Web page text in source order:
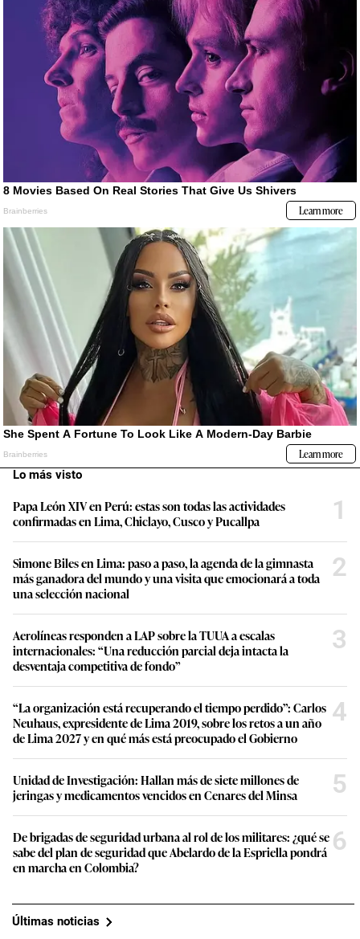
Lo más visto
Papa León XIV en Perú: estas son todas las actividades
confirmadas en Lima, Chiclayo, Cusco y Pucallpa
1
Simone Biles en Lima: paso a paso, la agenda de la gimnasta
más ganadora del mundo y una visita que emocionará a toda
una selección nacional
2
Aerolíneas responden a LAP sobre la TUUA a escalas
internacionales: “Una reducción parcial deja intacta la
desventaja competitiva de fondo”
3
“La organización está recuperando el tiempo perdido”: Carlos
Neuhaus, expresidente de Lima 2019, sobre los retos a un año
de Lima 2027 y en qué más está preocupado el Gobierno
4
Unidad de Investigación: Hallan más de siete millones de
jeringas y medicamentos vencidos en Cenares del Minsa
5
De brigadas de seguridad urbana al rol de los militares: ¿qué se
sabe del plan de seguridad que Abelardo de la Espriella pondrá
en marcha en Colombia?
6
Últimas noticias